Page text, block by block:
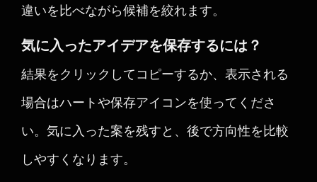
違いを比べながら候補を絞れます。
気に入ったアイデアを保存するには？
結果をクリックしてコピーするか、表示される
場合はハートや保存アイコンを使ってくださ
い。気に入った案を残すと、後で方向性を比較
しやすくなります。